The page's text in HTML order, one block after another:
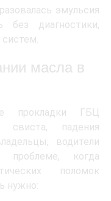
эмульсия
без диагностики,
масла в
прокладки ГБЦ
падения
водители
когда
поломок
нужно: